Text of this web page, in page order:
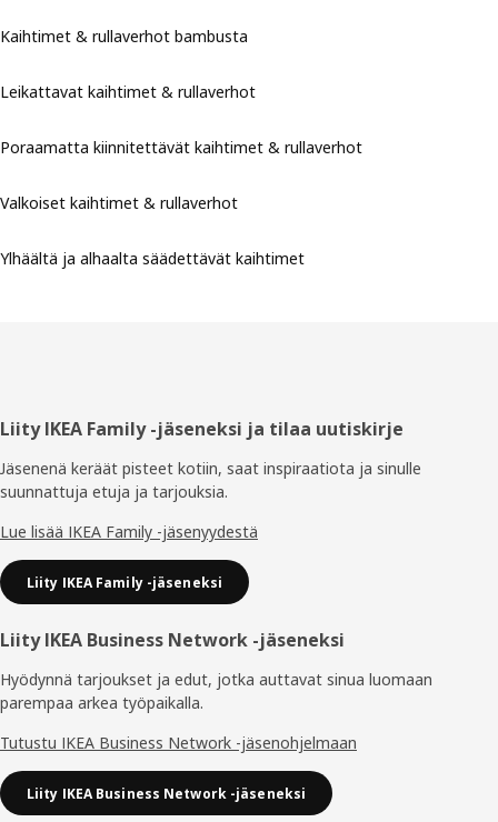
Kaihtimet & rullaverhot bambusta
Leikattavat kaihtimet & rullaverhot
Poraamatta kiinnitettävät kaihtimet & rullaverhot
Valkoiset kaihtimet & rullaverhot
Ylhäältä ja alhaalta säädettävät kaihtimet
Alatunniste
Liity IKEA Family -jäseneksi ja tilaa uutiskirje
Jäsenenä keräät pisteet kotiin, saat inspiraatiota ja sinulle
suunnattuja etuja ja tarjouksia.​
Lue lisää IKEA Family -jäsenyydestä
Liity IKEA Family -jäseneksi
Liity IKEA Business Network -jäseneksi
Hyödynnä tarjoukset ja edut, jotka auttavat sinua luomaan
parempaa arkea työpaikalla.
Tutustu IKEA Business Network -jäsenohjelmaan
Liity IKEA Business Network -jäseneksi